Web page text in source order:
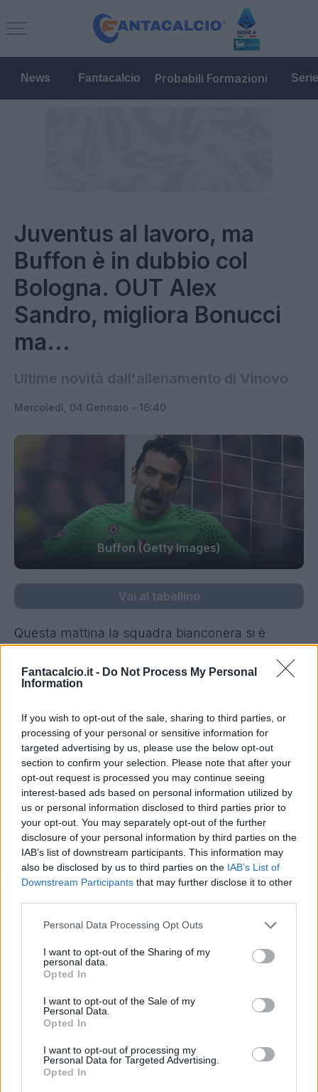
Fantacalcio.it - Do Not Process My Personal
Information
If you wish to opt-out of the sale, sharing to third parties, or
processing of your personal or sensitive information for
targeted advertising by us, please use the below opt-out
section to confirm your selection. Please note that after your
opt-out request is processed you may continue seeing
interest-based ads based on personal information utilized by
us or personal information disclosed to third parties prior to
your opt-out. You may separately opt-out of the further
disclosure of your personal information by third parties on the
IAB’s list of downstream participants. This information may
also be disclosed by us to third parties on the IAB’s List of
Downstream Participants that may further disclose it to other
Personal Data Processing Opt Outs
I want to opt-out of the Sharing of my
personal data.
Opted In
I want to opt-out of the Sale of my
Personal Data.
Opted In
I want to opt-out of processing my
Personal Data for Targeted Advertising.
Opted In
News Fantacalcio Probabili Formazioni
Juventus al lavoro, ma
Buffon è in dubbio col
Bologna. OUT Alex
Sandro, migliora Bonucci
ma...
Ultime novità dall'allenamento di Vinovo
Mercoledì, 04 Gennaio - 16:40
Buffon (Getty Images)
Vai al tabellino
Questa mattina la squadra bianconera si è
Vinovo. Prima di scendere in campo,lavoro in
palestra, ma una volta ritrovato il pallone ci si è
dedicati a curare i movimenti da replicare contro
domenica sera contro il Bologna.
Mister Allegri monitora Gigi Buffon
, che non si
è allenato con i compagni e nel pomeriggio ha
sostenuto una seduta personalizzata. Il portiere
reduce da influenza , proverà a recuperare per
tempo e difendere la porta dellaJuventus
contro i felsinei dal 1'. Di certo assente nel
Alex Sandro causa
Supercoppa, al suo posto a sinistra ci sarà
. Migliorano poi le condizioni dell'infortunato
Bonucci, nel mirino la sfida contro la
Autore
Redazione Fantacalcio.it